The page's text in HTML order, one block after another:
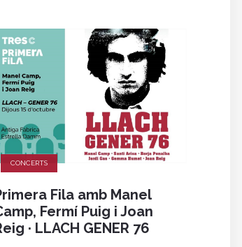
CONCERTS
Fila amb Manel
Fermí Puig i Joan
· LLACH GENER 76